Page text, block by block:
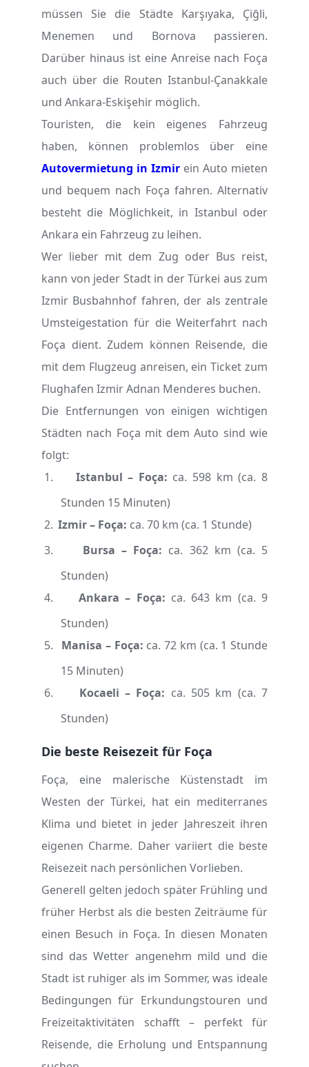
müssen Sie die Städte Karşıyaka, Çiğli,
Menemen und Bornova passieren.
Darüber hinaus ist eine Anreise nach Foça
auch über die Routen Istanbul-Çanakkale
und Ankara-Eskişehir möglich.
Touristen, die kein eigenes Fahrzeug
haben, können problemlos über eine
Autovermietung in Izmir ein Auto mieten
und bequem nach Foça fahren. Alternativ
besteht die Möglichkeit, in Istanbul oder
Ankara ein Fahrzeug zu leihen.
Wer lieber mit dem Zug oder Bus reist,
kann von jeder Stadt in der Türkei aus zum
Izmir Busbahnhof fahren, der als zentrale
Umsteigestation für die Weiterfahrt nach
Foça dient. Zudem können Reisende, die
mit dem Flugzeug anreisen, ein Ticket zum
Flughafen Izmir Adnan Menderes buchen.
Die Entfernungen von einigen wichtigen
Städten nach Foça mit dem Auto sind wie
folgt:
1.
Istanbul – Foça: ca. 598 km (ca. 8
Stunden 15 Minuten)
2. Izmir – Foça: ca. 70 km (ca. 1 Stunde)
3.
Bursa – Foça: ca. 362 km (ca. 5
Stunden)
4.
Ankara – Foça: ca. 643 km (ca. 9
Stunden)
5.
Manisa – Foça: ca. 72 km (ca. 1 Stunde
15 Minuten)
6.
Kocaeli – Foça: ca. 505 km (ca. 7
Stunden)
Die beste Reisezeit für Foça
Foça, eine malerische Küstenstadt im
Westen der Türkei, hat ein mediterranes
Klima und bietet in jeder Jahreszeit ihren
eigenen Charme. Daher variiert die beste
Reisezeit nach persönlichen Vorlieben.
Generell gelten jedoch später Frühling und
früher Herbst als die besten Zeiträume für
einen Besuch in Foça. In diesen Monaten
sind das Wetter angenehm mild und die
Stadt ist ruhiger als im Sommer, was ideale
Bedingungen für Erkundungstouren und
Freizeitaktivitäten schafft – perfekt für
Reisende, die Erholung und Entspannung